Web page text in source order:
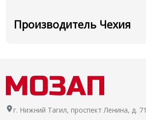
Производитель Чехия
г. Нижний Тагил, проспект Ленина, д. 71